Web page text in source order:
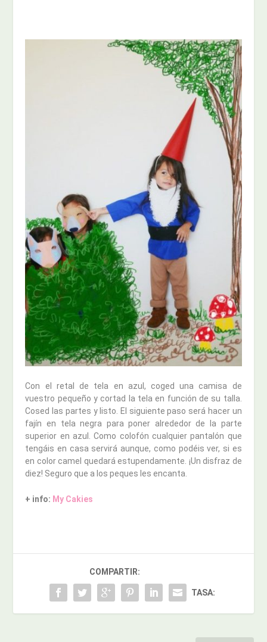
Con el retal de tela en azul, coged una camisa de
vuestro pequeño y cortad la tela en función de su talla.
Cosed las partes y listo. El siguiente paso será hacer un
fajín en tela negra para poner alrededor de la parte
superior en azul. Como colofón cualquier pantalón que
tengáis en casa servirá aunque, como podéis ver, si es
en color camel quedará estupendamente. ¡Un disfraz de
diez! Seguro que a los peques les encanta.
+ info: My Cakies
COMPARTIR:
TASA: